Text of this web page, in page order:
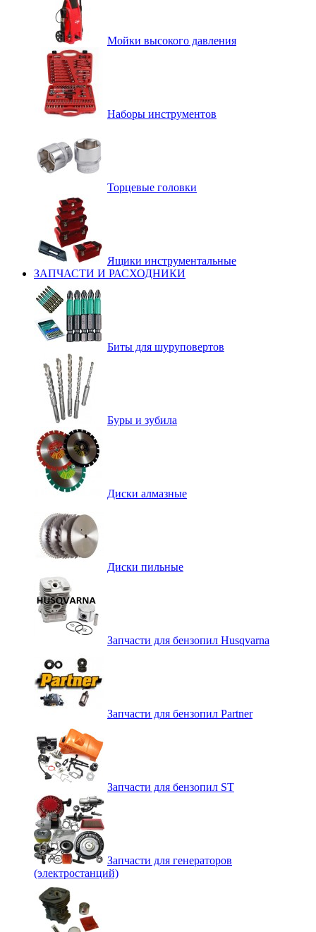
Мойки высокого давления
Наборы инструментов
Торцевые головки
Ящики инструментальные
ЗАПЧАСТИ И РАСХОДНИКИ
Биты для шуруповертов
Буры и зубила
Диски алмазные
Диски пильные
Запчасти для бензопил Husqvarna
Запчасти для бензопил Partner
Запчасти для бензопил ST
Запчасти для генераторов
(электростанций)